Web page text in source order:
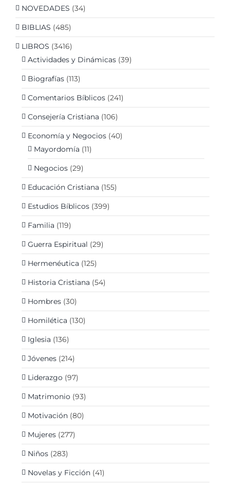
NOVEDADES (34)
BIBLIAS (485)
LIBROS (3416)
Actividades y Dinámicas (39)
Biografías (113)
Comentarios Bíblicos (241)
Consejería Cristiana (106)
Economía y Negocios (40)
Mayordomía (11)
Negocios (29)
Educación Cristiana (155)
Estudios Bíblicos (399)
Familia (119)
Guerra Espiritual (29)
Hermenéutica (125)
Historia Cristiana (54)
Hombres (30)
Homilética (130)
Iglesia (136)
Jóvenes (214)
Liderazgo (97)
Matrimonio (93)
Motivación (80)
Mujeres (277)
Niños (283)
Novelas y Ficción (41)